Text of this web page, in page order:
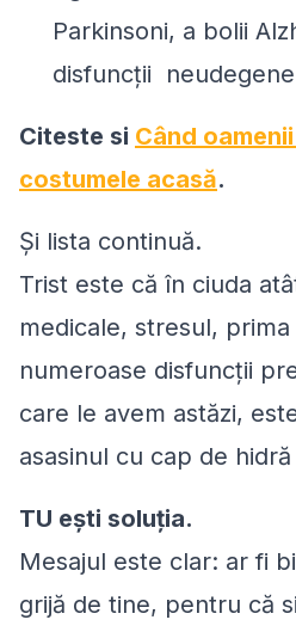
Parkinsoni, a bolii
disfuncţii
Citeste si Când
costumele acasă.
Şi lista continuă.
Trist este că în ciuda
medicale, stresul,
numeroase disfuncţii
care le avem astăzi,
asasinul cu cap de
TU eşti soluţia.
Mesajul este clar: ar fi
grijă de tine, pentru că